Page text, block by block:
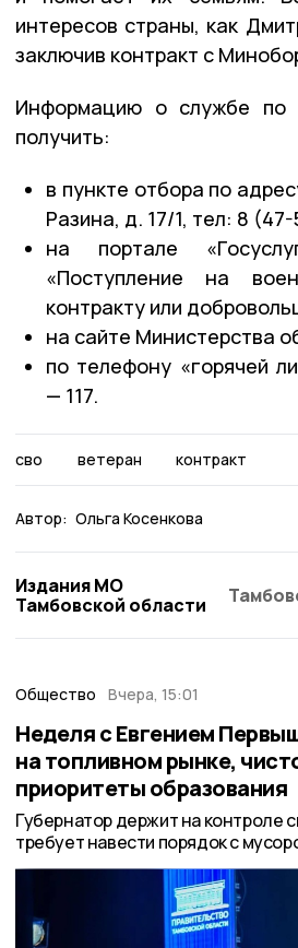
интересов страны, как
заключив контракт с
Информацию о службе по
получить:
в пункте отбора по
Разина, д. 17/1, тел: 8
на портале
«Поступление на
контракту или
на сайте Министерства
по телефону «горячей
— 117.
сво ветеран контракт
Автор: Ольга Косенкова
Издания МО
Тамбовской области
Общество Вчера, 15:01
Неделя с Евгением
на топливном рынке,
приоритеты образования
Губернатор держит на контроле
требует навести порядок с